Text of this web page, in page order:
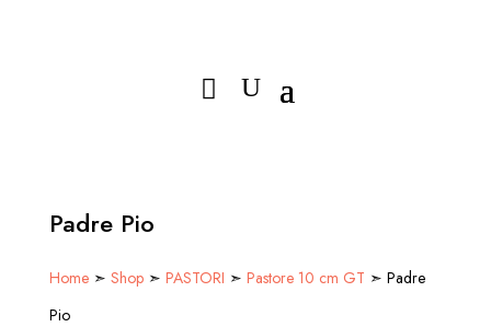
Padre Pio
Home➣ Shop➣ PASTORI ➣ Pastore 10 cm GT ➣ Padre
Pio